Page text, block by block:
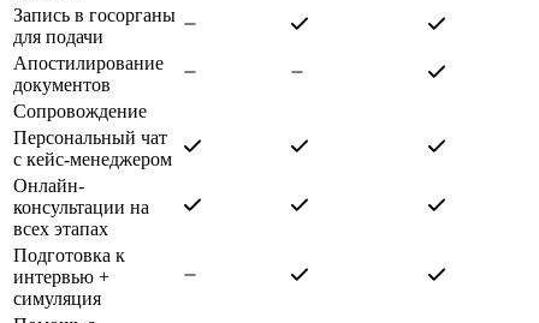
Запись в госорганы
для подачи
Апостилирование
документов
Сопровождение
Персональный чат
с кейс-менеджером
Онлайн-
консультации на
всех этапах
Подготовка к
интервью +
симуляция